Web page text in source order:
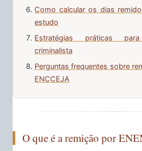
Como calcular os dias
estudo
Estratégias práticas
criminalista
Perguntas frequentes sobre
ENCCEJA
O que é a remição por